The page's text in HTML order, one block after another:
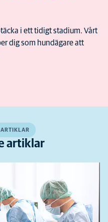
i ett tidigt stadium. Vårt
dig som hundägare att
ARTIKLAR
artiklar